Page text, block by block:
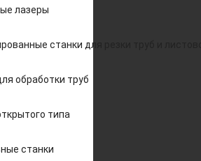
лазеры
станки для резки труб и
обработки труб
типа
станки